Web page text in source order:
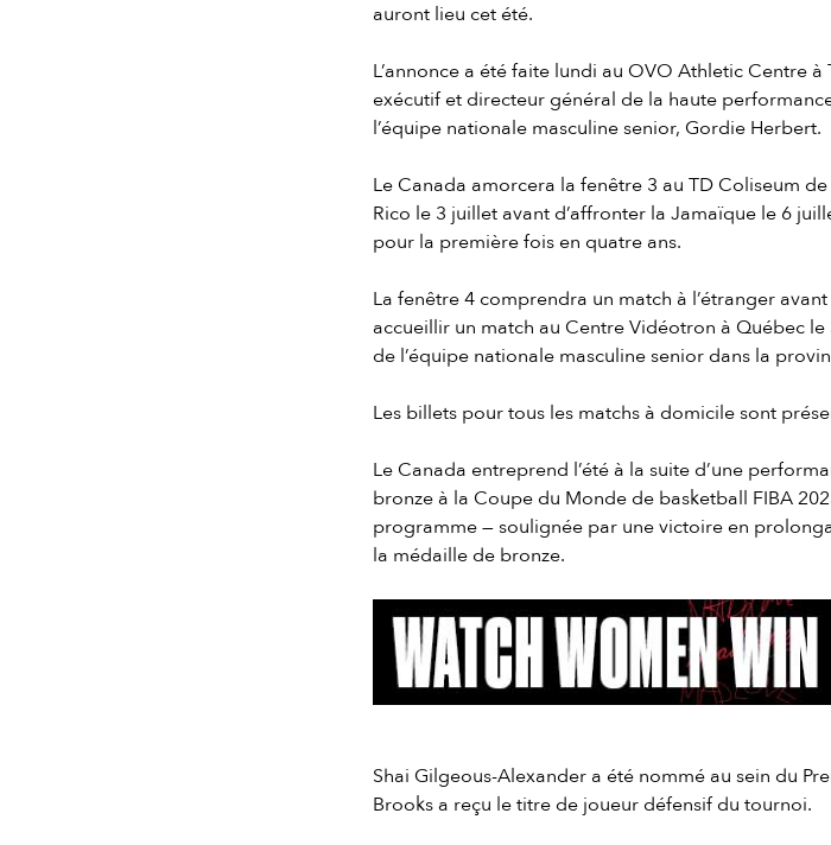
auront lieu cet été.
L’annonce a été faite lundi au OVO Athletic Centre
exécutif et directeur général de la haute
l’équipe nationale masculine senior, Gordie Herbert.
Le Canada amorcera la fenêtre 3 au TD Coliseum
Rico le 3 juillet avant d’affronter la Jamaïque le 6
pour la première fois en quatre ans.
La fenêtre 4 comprendra un match à l’étranger
accueillir un match au Centre Vidéotron à Québec
de l’équipe nationale masculine senior dans la
Les billets pour tous les matchs à domicile sont
Le Canada entreprend l’été à la suite d’une
bronze à la Coupe du Monde de basketball FIBA
programme — soulignée par une victoire en
la médaille de bronze.
Shai Gilgeous-Alexander a été nommé au sein du
Brooks a reçu le titre de joueur défensif du tournoi.